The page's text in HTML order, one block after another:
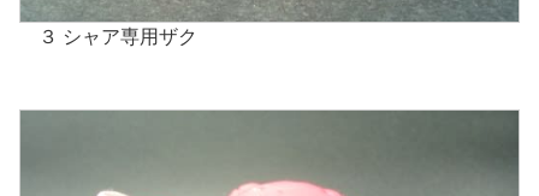
３ シャア専用ザク